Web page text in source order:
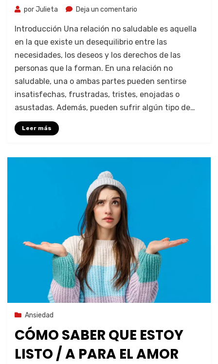
porJulieta Deja un comentario
Introducción Una relación no saludable es aquella
en la que existe un desequilibrio entre las
necesidades, los deseos y los derechos de las
personas que la forman. En una relación no
saludable, una o ambas partes pueden sentirse
insatisfechas, frustradas, tristes, enojadas o
asustadas. Además, pueden sufrir algún tipo de…
Leer más
1 de noviembre de 2023
Ansiedad
CÓMO SABER QUE ESTOY
LISTO / A PARA EL AMOR